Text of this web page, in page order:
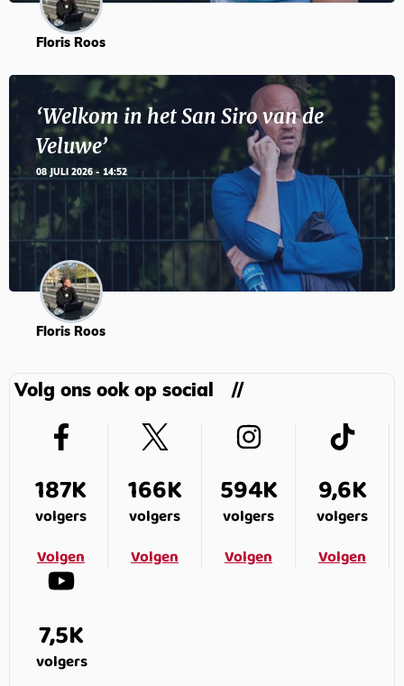
Floris Roos
‘Welkom in het San Siro van de
Veluwe’
08 JULI 2026 - 14:52
Floris Roos
Volg ons ook op social
187K
volgers
Volgen
166K
volgers
Volgen
594K
volgers
Volgen
9,6K
volgers
Volgen
7,5K
volgers